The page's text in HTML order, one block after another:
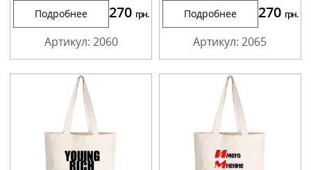
Подробнее 270 грн.
Артикул: 2060
Подробнее 270 грн.
Артикул: 2065